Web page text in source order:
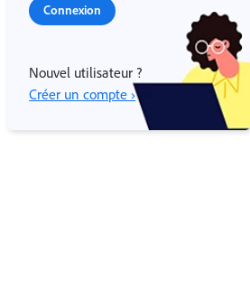
Connexion
Nouvel utilisateur ?
Créer un compte ›